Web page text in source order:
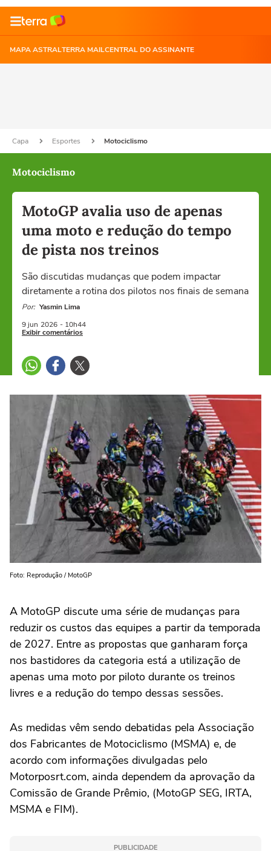
MAPA ASTRALTERRA MAILCENTRAL DO ASSINANTE
Capa Esportes Motociclismo
Motociclismo
MotoGP avalia uso de apenas
uma moto e redução do tempo
de pista nos treinos
São discutidas mudanças que podem impactar
diretamente a rotina dos pilotos nos finais de semana
Por: Yasmin Lima
9 jun 2026 - 10h44
Exibir comentários
Foto: Reprodução / MotoGP
A MotoGP discute uma série de mudanças para
reduzir os custos das equipes a partir da temporada
de 2027. Entre as propostas que ganharam força
nos bastidores da categoria está a utilização de
apenas uma moto por piloto durante os treinos
livres e a redução do tempo dessas sessões.
As medidas vêm sendo debatidas pela Associação
dos Fabricantes de Motociclismo (MSMA) e, de
acordo com informações divulgadas pelo
Motorposrt.com, ainda dependem da aprovação da
Comissão de Grande Prêmio, (MotoGP SEG, IRTA,
MSMA e FIM).
PUBLICIDADE